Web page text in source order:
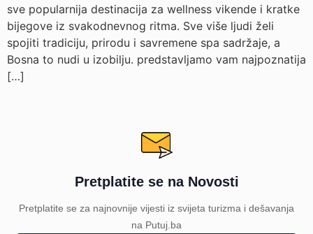
sve popularnija destinacija za wellness vikende i kratke
bijegove iz svakodnevnog ritma. Sve više ljudi želi
spojiti tradiciju, prirodu i savremene spa sadržaje, a
Bosna to nudi u izobilju. predstavljamo vam najpoznatija
[…]
Pretplatite se na Novosti
Pretplatite se za najnovnije vijesti iz svijeta turizma i dešavanja
na Putuj.ba